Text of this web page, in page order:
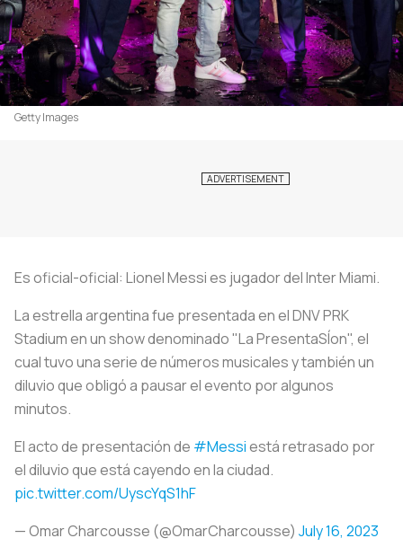
Getty Images
Es oficial-oficial: Lionel Messi es jugador del Inter Miami.
La estrella argentina fue presentada en el DNV PRK
Stadium en un show denominado "La PresentaSÍon", el
cual tuvo una serie de números musicales y también un
diluvio que obligó a pausar el evento por algunos
minutos.
El acto de presentación de #Messiestá retrasado por
el diluvio que está cayendo en la ciudad.
pic.twitter.com/UyscYqS1hF
— Omar Charcousse (@OmarCharcousse) July 16, 2023